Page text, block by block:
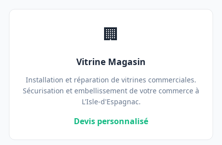
🏢
Vitrine Magasin
Installation et réparation de vitrines commerciales.
Sécurisation et embellissement de votre commerce à
L'Isle-d'Espagnac.
Devis personnalisé